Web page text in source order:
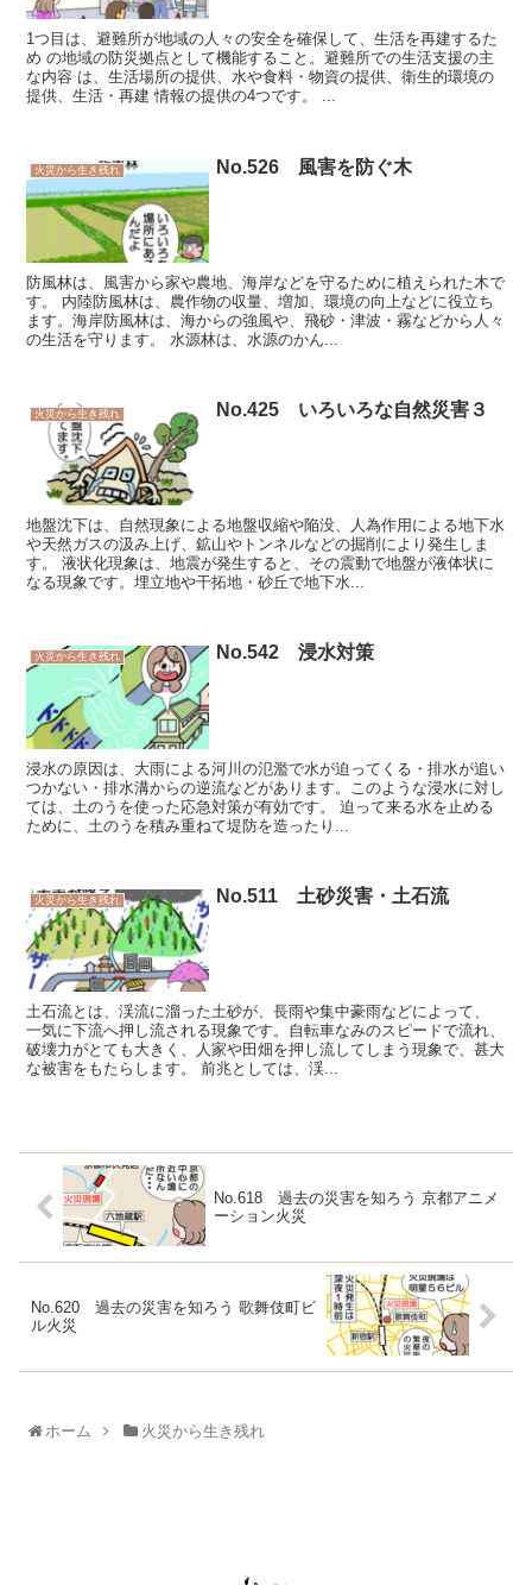
1つ目は、避難所が地域の人々の安全を確保して、生活を再建するた
め の地域の防災拠点として機能すること。避難所での生活支援の主
な内容 は、生活場所の提供、水や食料・物資の提供、衛生的環境の
提供、生活・再建 情報の提供の4つです。 ...
火災から生き残れ No.526 風害を防ぐ木
防風林は、風害から家や農地、海岸などを守るために植えられた木で
す。 内陸防風林は、農作物の収量、増加、環境の向上などに役立ち
ます。海岸防風林は、海からの強風や、飛砂・津波・霧などから人々
の生活を守ります。 水源林は、水源のかん...
火災から生き残れ No.425 いろいろな自然災害３
地盤沈下は、自然現象による地盤収縮や陥没、人為作用による地下水
や天然ガスの汲み上げ、鉱山やトンネルなどの掘削により発生しま
す。 液状化現象は、地震が発生すると、その震動で地盤が液体状に
なる現象です。埋立地や干拓地・砂丘で地下水...
火災から生き残れ No.542 浸水対策
浸水の原因は、大雨による河川の氾濫で水が迫ってくる・排水が追い
つかない・排水溝からの逆流などがあります。このような浸水に対し
ては、土のうを使った応急対策が有効です。 迫って来る水を止める
ために、土のうを積み重ねて堤防を造ったり...
火災から生き残れ No.511 土砂災害・土石流
土石流とは、渓流に溜った土砂が、長雨や集中豪雨などによって、
一気に下流へ押し流される現象です。自転車なみのスピードで流れ、
破壊力がとても大きく、人家や田畑を押し流してしまう現象で、甚大
な被害をもたらします。 前兆としては、渓...
No.618 過去の災害を知ろう 京都アニメ
ーション火災
No.620 過去の災害を知ろう 歌舞伎町ビ
ル火災
ホーム 火災から生き残れ